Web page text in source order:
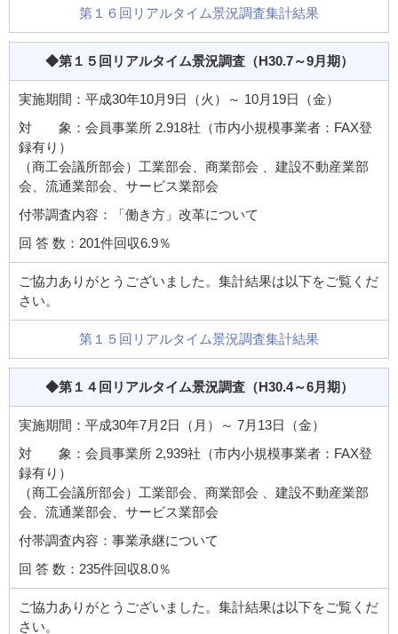
第１６回リアルタイム景況調査集計結果
◆第１５回リアルタイム景況調査（H30.7～9月期）
実施期間：平成30年10月9日（火）～ 10月19日（金）
対 象：会員事業所 2.918社（市内小規模事業者：FAX登
録有り）
（商工会議所部会）工業部会、商業部会 、建設不動産業部
会、流通業部会、サービス業部会
付帯調査内容：「働き方」改革について
回 答 数：201件回収6.9％
ご協力ありがとうございました。集計結果は以下をご覧くだ
さい。
第１５回リアルタイム景況調査集計結果
◆第１４回リアルタイム景況調査（H30.4～6月期）
実施期間：平成30年7月2日（月）～ 7月13日（金）
対 象：会員事業所 2,939社（市内小規模事業者：FAX登
録有り）
（商工会議所部会）工業部会、商業部会 、建設不動産業部
会、流通業部会、サービス業部会
付帯調査内容：事業承継について
回 答 数：235件回収8.0％
ご協力ありがとうございました。集計結果は以下をご覧くだ
さい。